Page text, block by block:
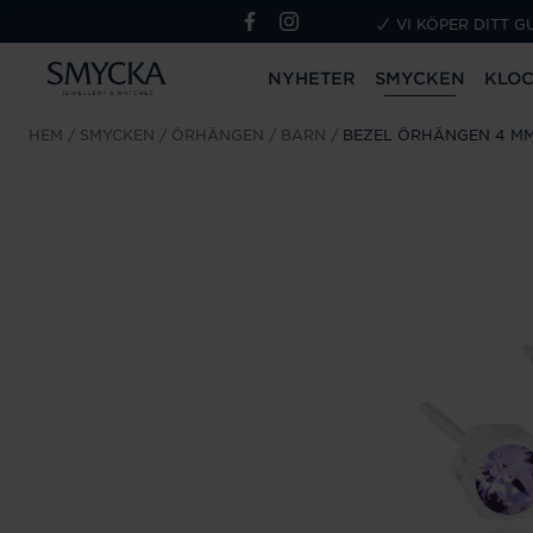
VI KÖPER DITT
NYHETER SMYCKEN
HEM SMYCKEN ÖRHÄNGEN BARN BEZEL ÖRHÄNGEN 4